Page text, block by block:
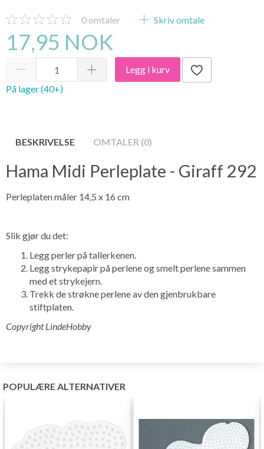
0 omtaler Skriv omtale
17,95 NOK
Legg i kurv
På lager (40+)
BESKRIVELSE OMTALER (0)
Hama Midi Perleplate - Giraff 292
Perleplaten måler 14,5 x 16 cm
Slik gjør du det:
Legg perler på tallerkenen.
Legg strykepapir på perlene og smelt perlene sammen
med et strykejern.
Trekk de strøkne perlene av den gjenbrukbare
stiftplaten.
Copyright LindeHobby
POPULÆRE ALTERNATIVER